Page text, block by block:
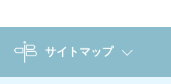
サイトマップ